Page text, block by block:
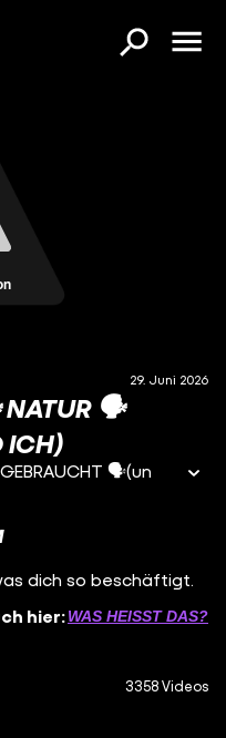
29. Juni 2026
🗣️
ICH)
🗣️(un
dich so beschäftigt.
hier:WAS HEISST DAS?
3358 Videos